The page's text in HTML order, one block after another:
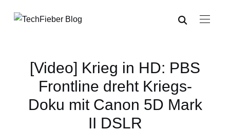
[Video] Krieg in HD: PBS
Frontline dreht Kriegs-
Doku mit Canon 5D Mark
II DSLR